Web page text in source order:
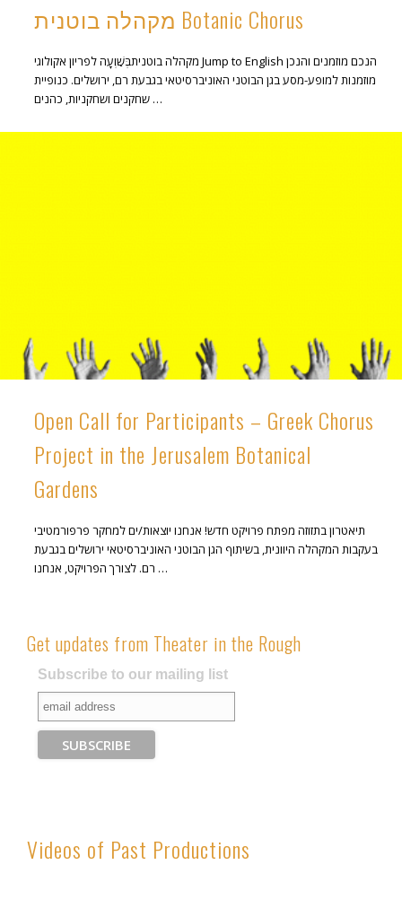
מקהלה בוטנית Botanic Chorus
מקהלה בוטניתבְּשַׁוְעָה לפריון אקולוגי Jump to English הנכם מוזמנים והנכן
מוזמנות למופע-מסע בגן הבוטני האוניברסיטאי בגבעת רם, ירושלים. כנופיית
שחקנים ושחקניות, כהנים …
Open Call for Participants – Greek Chorus
Project in the Jerusalem Botanical
Gardens
תיאטרון בתזוזה מפתח פרויקט חדש! אנחנו יוצאות/ים למחקר פרפורמטיבי
בעקבות המקהלה היוונית, בשיתוף הגן הבוטני האוניברסיטאי ירושלים בגבעת
רם. לצורך הפרויקט, אנחנו …
Get updates from Theater in the Rough
Subscribe to our mailing list
Videos of Past Productions